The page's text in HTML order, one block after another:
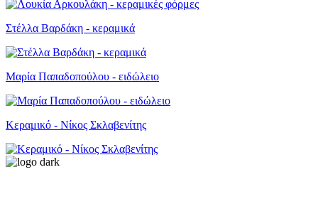
Στέλλα Βαρδάκη - κεραμικά
Μαρία Παπαδοπούλου - ειδώλειο
Κεραμικό - Νίκος Σκλαβενίτης